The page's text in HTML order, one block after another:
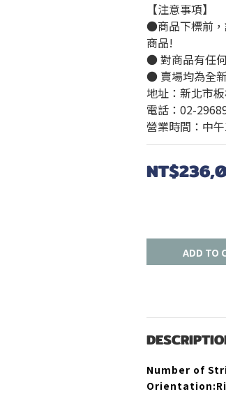
【注意事項】
●商品下標前，
商品!
● 對商品有任
● 賣場均為全
地址：新北市
電話：02-
營業時間：中
ADD TO
Number of
Orientation: